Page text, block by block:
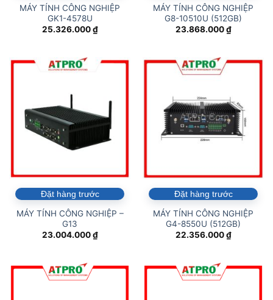
MÁY TÍNH CÔNG NGHIỆP
GK1-4578U
25.326.000₫
MÁY TÍNH CÔNG NGHIỆP
G8-10510U (512GB)
23.868.000₫
Đặt hàng trước
MÁY TÍNH CÔNG NGHIỆP –
G13
23.004.000₫
Đặt hàng trước
MÁY TÍNH CÔNG NGHIỆP
G4-8550U (512GB)
22.356.000₫